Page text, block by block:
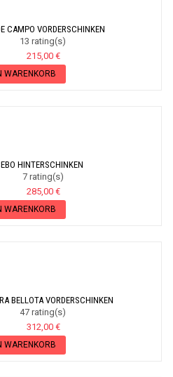
CAMPO VORDERSCHINKEN
13 rating(s)
215,00 €
WARENKORB
HINTERSCHINKEN
7 rating(s)
285,00 €
WARENKORB
BELLOTA VORDERSCHINKEN
47 rating(s)
312,00 €
WARENKORB